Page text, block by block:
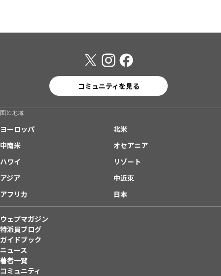
コミュニティを見る
国と地域
ヨーロッパ
北米
中南米
オセアニア
ハワイ
リゾート
アジア
中近東
アフリカ
日本
ウェブマガジン
特派員ブログ
ガイドブック
ニュース
著者一覧
コミュニティ